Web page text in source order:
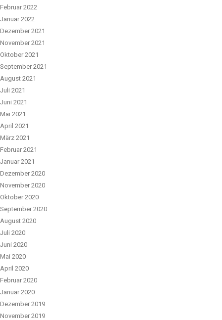
Februar 2022
Januar 2022
Dezember 2021
November 2021
Oktober 2021
September 2021
August 2021
Juli 2021
Juni 2021
Mai 2021
April 2021
März 2021
Februar 2021
Januar 2021
Dezember 2020
November 2020
Oktober 2020
September 2020
August 2020
Juli 2020
Juni 2020
Mai 2020
April 2020
Februar 2020
Januar 2020
Dezember 2019
November 2019